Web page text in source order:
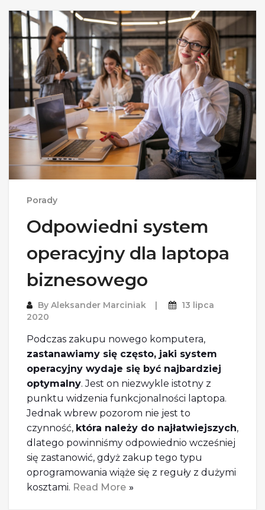
Porady
Odpowiedni system
operacyjny dla laptopa
biznesowego
By Aleksander Marciniak
13 lipca
2020
Podczas zakupu nowego komputera,
zastanawiamy się często, jaki system
operacyjny wydaje się być najbardziej
optymalny. Jest on niezwykle istotny z
punktu widzenia funkcjonalności laptopa.
Jednak wbrew pozorom nie jest to
czynność, która należy do najłatwiejszych,
dlatego powinniśmy odpowiednio wcześniej
się zastanowić, gdyż zakup tego typu
oprogramowania wiąże się z reguły z dużymi
kosztami. Read More